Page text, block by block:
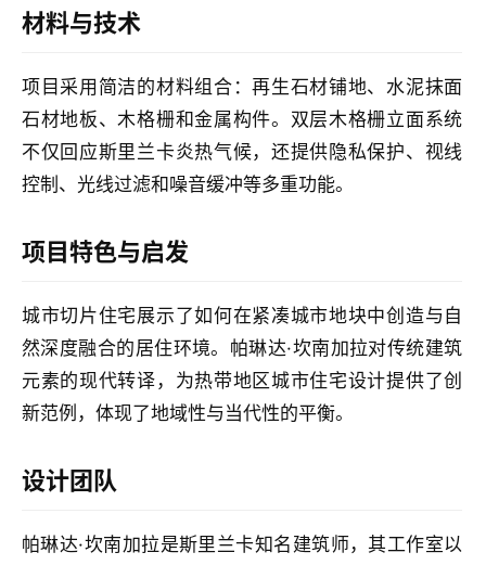
材料与技术
项目采用简洁的材料组合：再生石材铺地、水泥抹面
石材地板、木格栅和金属构件。双层木格栅立面系统
不仅回应斯里兰卡炎热气候，还提供隐私保护、视线
控制、光线过滤和噪音缓冲等多重功能。
项目特色与启发
城市切片住宅展示了如何在紧凑城市地块中创造与自
然深度融合的居住环境。帕琳达·坎南加拉对传统建筑
元素的现代转译，为热带地区城市住宅设计提供了创
新范例，体现了地域性与当代性的平衡。
设计团队
帕琳达·坎南加拉是斯里兰卡知名建筑师，其工作室以